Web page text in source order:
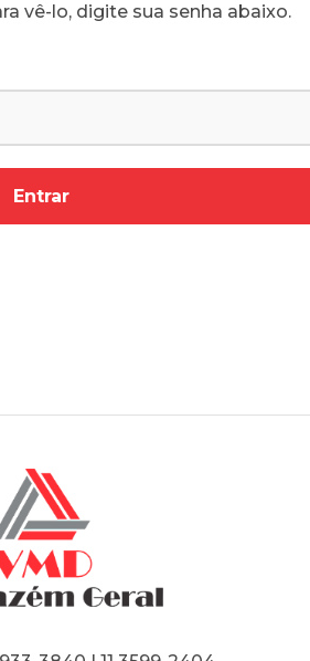
vê-lo, digite sua senha abaixo.